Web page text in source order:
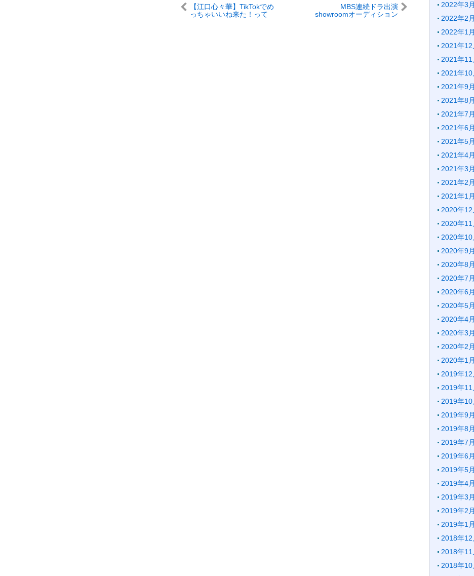
【江口心々華】TikTokでめ
っちゃいいね来た！って
MBS連続ドラ出演
showroomオーディション
2022年3月
2022年2月
2022年1月
2021年12
2021年11
2021年10
2021年9月
2021年8月
2021年7月
2021年6月
2021年5月
2021年4月
2021年3月
2021年2月
2021年1月
2020年12
2020年11
2020年10
2020年9月
2020年8月
2020年7月
2020年6月
2020年5月
2020年4月
2020年3月
2020年2月
2020年1月
2019年12
2019年11
2019年10
2019年9月
2019年8月
2019年7月
2019年6月
2019年5月
2019年4月
2019年3月
2019年2月
2019年1月
2018年12
2018年11
2018年10